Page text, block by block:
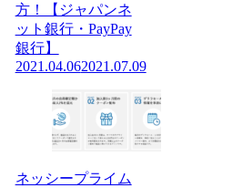
方！【ジャパンネ
ット銀行・PayPay
銀行】
2021.04.062021.07.09
ネッシープライム